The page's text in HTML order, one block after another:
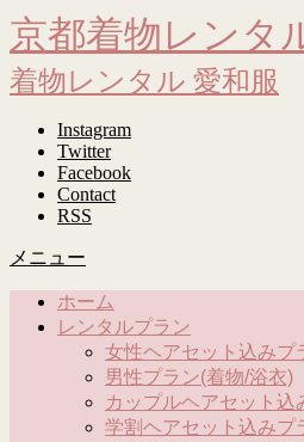
京都着物レンタ
着物レンタル 愛和服
Instagram
Twitter
Facebook
Contact
RSS
メニュー
ホーム
レンタルプラン
女性ヘアセット込みプ
男性プラン(着物/浴衣)
カップルヘアセット込
学割ヘアセット込みプ